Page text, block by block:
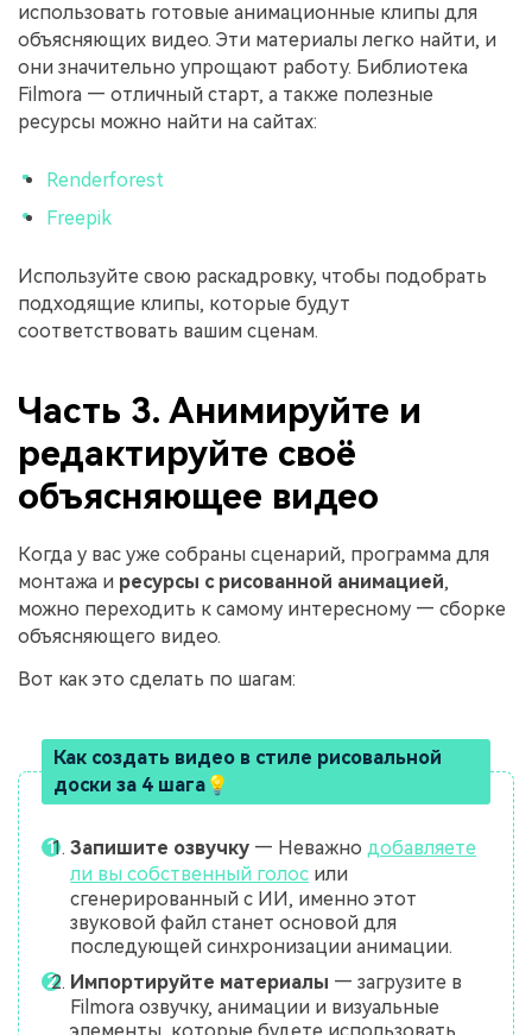
использовать готовые анимационные клипы для
объясняющих видео. Эти материалы легко найти, и
они значительно упрощают работу. Библиотека
Filmora — отличный старт, а также полезные
ресурсы можно найти на сайтах:
Renderforest
Freepik
Используйте свою раскадровку, чтобы подобрать
подходящие клипы, которые будут
соответствовать вашим сценам.
Часть 3. Анимируйте и
редактируйте своё
объясняющее видео
Когда у вас уже собраны сценарий, программа для
монтажа и ресурсы с рисованной анимацией,
можно переходить к самому интересному — сборке
объясняющего видео.
Вот как это сделать по шагам:
Как создать видео в стиле рисовальной
доски за 4 шага💡
Запишите озвучку — Неважнодобавляете
ли вы собственный голос или
сгенерированный с ИИ, именно этот
звуковой файл станет основой для
последующей синхронизации анимации.
Импортируйте материалы — загрузите в
Filmora озвучку, анимации и визуальные